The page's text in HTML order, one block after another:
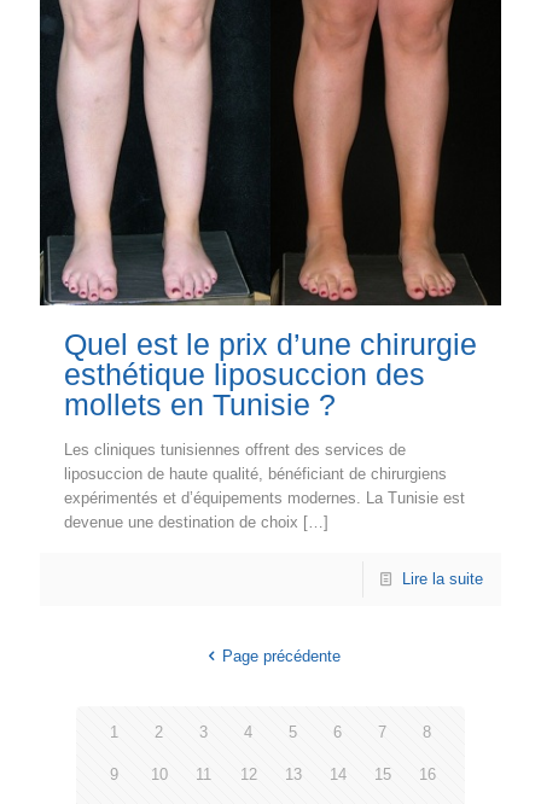
Quel est le prix d’une chirurgie
esthétique liposuccion des
mollets en Tunisie ?
Les cliniques tunisiennes offrent des services de
liposuccion de haute qualité, bénéficiant de chirurgiens
expérimentés et d’équipements modernes. La Tunisie est
devenue une destination de choix […]
Lire la suite
Page précédente
1 2 3 4 5 6 7 8
9 10 11 12 13 14 15 16